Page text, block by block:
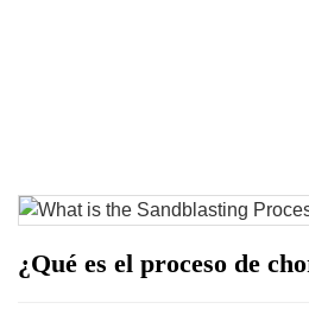
¿Qué es el proceso de